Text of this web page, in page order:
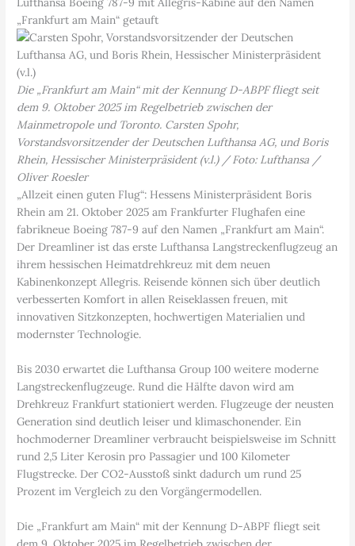
„Frankfurt am Main“ getauft
Die „Frankfurt am Main“ mit der Kennung D-ABPF fliegt seit
dem 9. Oktober 2025 im Regelbetrieb zwischen der
Mainmetropole und Toronto. Carsten Spohr,
Vorstandsvorsitzender der Deutschen Lufthansa AG, und Boris
Rhein, Hessischer Ministerpräsident (v.l.) / Foto: Lufthansa /
Oliver Roesler
„Allzeit einen guten Flug“: Hessens Ministerpräsident Boris
Rhein am 21. Oktober 2025 am Frankfurter Flughafen eine
fabrikneue Boeing 787-9 auf den Namen „Frankfurt am Main“.
Der Dreamliner ist das erste Lufthansa Langstreckenflugzeug an
ihrem hessischen Heimatdrehkreuz mit dem neuen
Kabinenkonzept Allegris. Reisende können sich über deutlich
verbesserten Komfort in allen Reiseklassen freuen, mit
innovativen Sitzkonzepten, hochwertigen Materialien und
modernster Technologie.
Bis 2030 erwartet die Lufthansa Group 100 weitere moderne
Langstreckenflugzeuge. Rund die Hälfte davon wird am
Drehkreuz Frankfurt stationiert werden. Flugzeuge der neusten
Generation sind deutlich leiser und klimaschonender. Ein
hochmoderner Dreamliner verbraucht beispielsweise im Schnitt
rund 2,5 Liter Kerosin pro Passagier und 100 Kilometer
Flugstrecke. Der CO2-Ausstoß sinkt dadurch um rund 25
Prozent im Vergleich zu den Vorgängermodellen.
Die „Frankfurt am Main“ mit der Kennung D-ABPF fliegt seit